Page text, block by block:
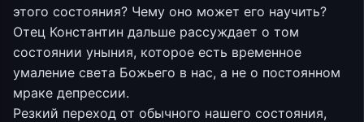
этого состояния? Чему оно может его научить?
Отец Константин дальше рассуждает о том
состоянии уныния, которое есть временное
умаление света Божьего в нас, а не о постоянном
мраке депрессии.
Резкий переход от обычного нашего состояния,